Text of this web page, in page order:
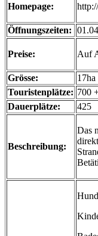
Homepage:
Öffnungszeiten:
Preise: Auf
Grösse:
17ha
Touristenplätze: 700
Dauerplätze:
425
Beschreibung:
Das